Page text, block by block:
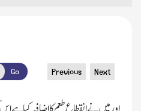
Go Previous Next